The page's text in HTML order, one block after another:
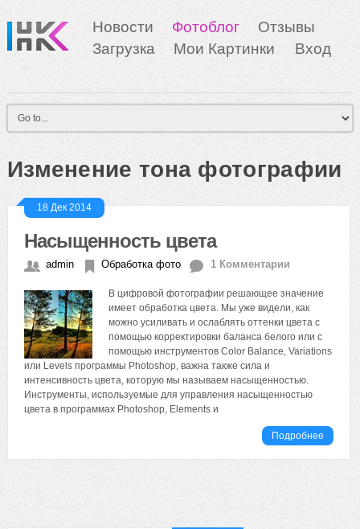
Новости Фотоблог
Отзывы
Загрузка
Мои Картинки Вход
Изменение тона фотографии
18 Дек 2014
Насыщенность цвета
admin Обработка фото 1 Комментарии
В цифровой фотографии решающее значение
имеет обработка цвета. Мы уже видели, как
можно усиливать и ослаблять оттенки цвета с
помощью корректировки баланса белого или с
помощью инструментов Color Balance, Variations
или Levels программы Photoshop, важна также сила и
интенсивность цвета, которую мы называем насыщенностью.
Инструменты, используемые для управления насыщенностью
цвета в программах Photoshop, Elements и
Подробнее